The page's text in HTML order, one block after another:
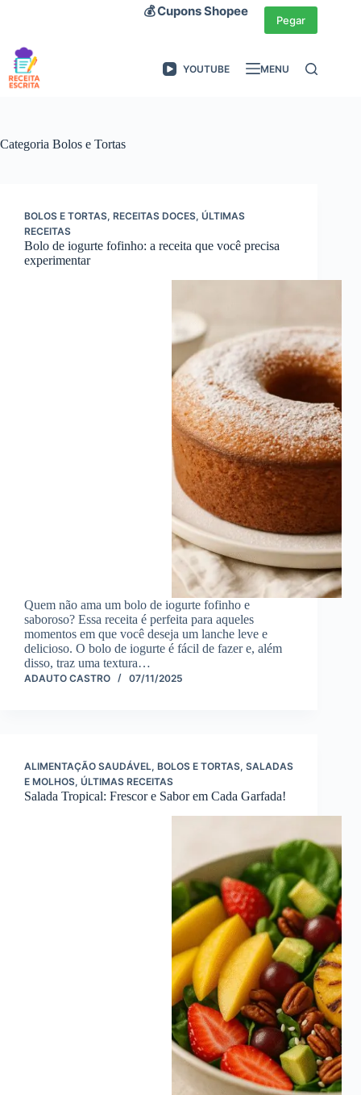
conteúdo
💰 Cupons Shopee
Pegar
YOUTUBE MENU
Categoria Bolos e Tortas
BOLOS E TORTAS, RECEITAS DOCES, ÚLTIMAS
RECEITAS
Bolo de iogurte fofinho: a receita que você precisa
experimentar
Quem não ama um bolo de iogurte fofinho e
saboroso? Essa receita é perfeita para aqueles
momentos em que você deseja um lanche leve e
delicioso. O bolo de iogurte é fácil de fazer e, além
disso, traz uma textura…
ADAUTO CASTRO 07/11/2025
ALIMENTAÇÃO SAUDÁVEL, BOLOS E TORTAS, SALADAS
E MOLHOS, ÚLTIMAS RECEITAS
Salada Tropical: Frescor e Sabor em Cada Garfada!